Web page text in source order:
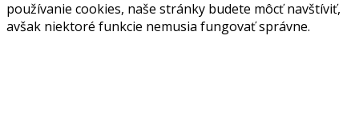
používanie cookies, naše stránky budete môcť navštíviť,
avšak niektoré funkcie nemusia fungovať správne.